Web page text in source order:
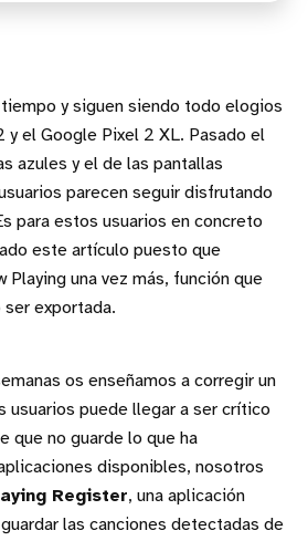
y siguen siendo todo elogios
y el Google Pixel 2 XL. Pasado el
azules y el de las pantallas
parecen seguir disfrutando
para estos usuarios en concreto
este artículo puesto que
Playing una vez más, función que
ser exportada.
os enseñamos a corregir un
usuarios puede llegar a ser crítico
que no guarde lo que ha
disponibles, nosotros
Register, una aplicación
las canciones detectadas de